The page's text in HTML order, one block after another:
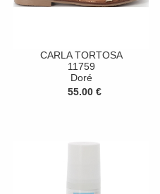
CARLA TORTOSA
11759
Doré
55.00 €